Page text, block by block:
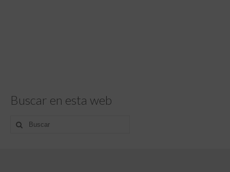
Buscar en esta web
Buscar
por: